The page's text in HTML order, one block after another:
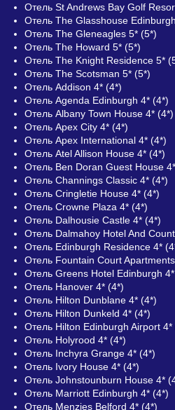
Отель St Andrews Bay Golf
Отель The Glasshouse
Отель The Gleneagles 5* (5*)
Отель The Howard 5* (5*)
Отель The Knight Residence 5*
Отель The Scotsman 5* (5*)
Отель Addison 4* (4*)
Отель Agenda Edinburgh 4* (4*)
Отель Albany Town House 4* (4*)
Отель Apex City 4* (4*)
Отель Apex International 4* (4*)
Отель Atel Allison House 4* (4*)
Отель Ben Doran Guest House
Отель Channings Classic 4* (4*)
Отель Cringletie House 4* (4*)
Отель Crowne Plaza 4* (4*)
Отель Dalhousie Castle 4* (4*)
Отель Dalmahoy Hotel And
Отель Edinburgh Residence 4*
Отель Fountain Court
Отель Greens Hotel Edinburgh
Отель Hanover 4* (4*)
Отель Hilton Dunblane 4* (4*)
Отель Hilton Dunkeld 4* (4*)
Отель Hilton Edinburgh Airport 4*
Отель Holyrood 4* (4*)
Отель Inchyra Grange 4* (4*)
Отель Ivory House 4* (4*)
Отель Johnstounburn House 4*
Отель Marriott Edinburgh 4* (4*)
Отель Menzies Belford 4* (4*)